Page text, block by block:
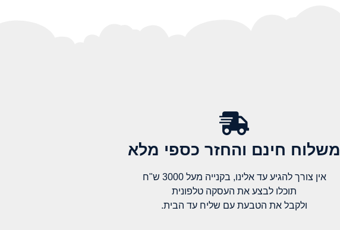
משלוח חינם והחזר כספי מלא​
אין צורך להגיע עד אלינו, בקנייה מעל 3000 ש"ח
תוכלו לבצע את העסקה טלפונית
ולקבל את הטבעת עם שליח עד הבית.